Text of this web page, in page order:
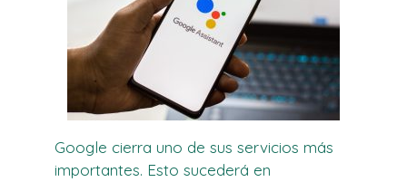
Google cierra uno de sus servicios más
importantes. Esto sucederá en